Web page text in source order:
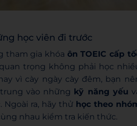
học viên đi trước
tham gia khóa ôn TOEIC cấp
trọng không phải học
vì cày ngày cày đêm, bạn
vào những
kỹ năng yếu
ra, hãy thử học theo
nhau kiểm tra kiến thức.